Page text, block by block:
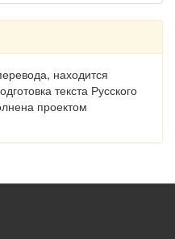
находится
текста Русского
проектом